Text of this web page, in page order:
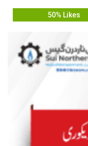
50% Likes